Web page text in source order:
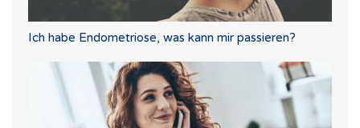
Ich habe Endometriose, was kann mir passieren?